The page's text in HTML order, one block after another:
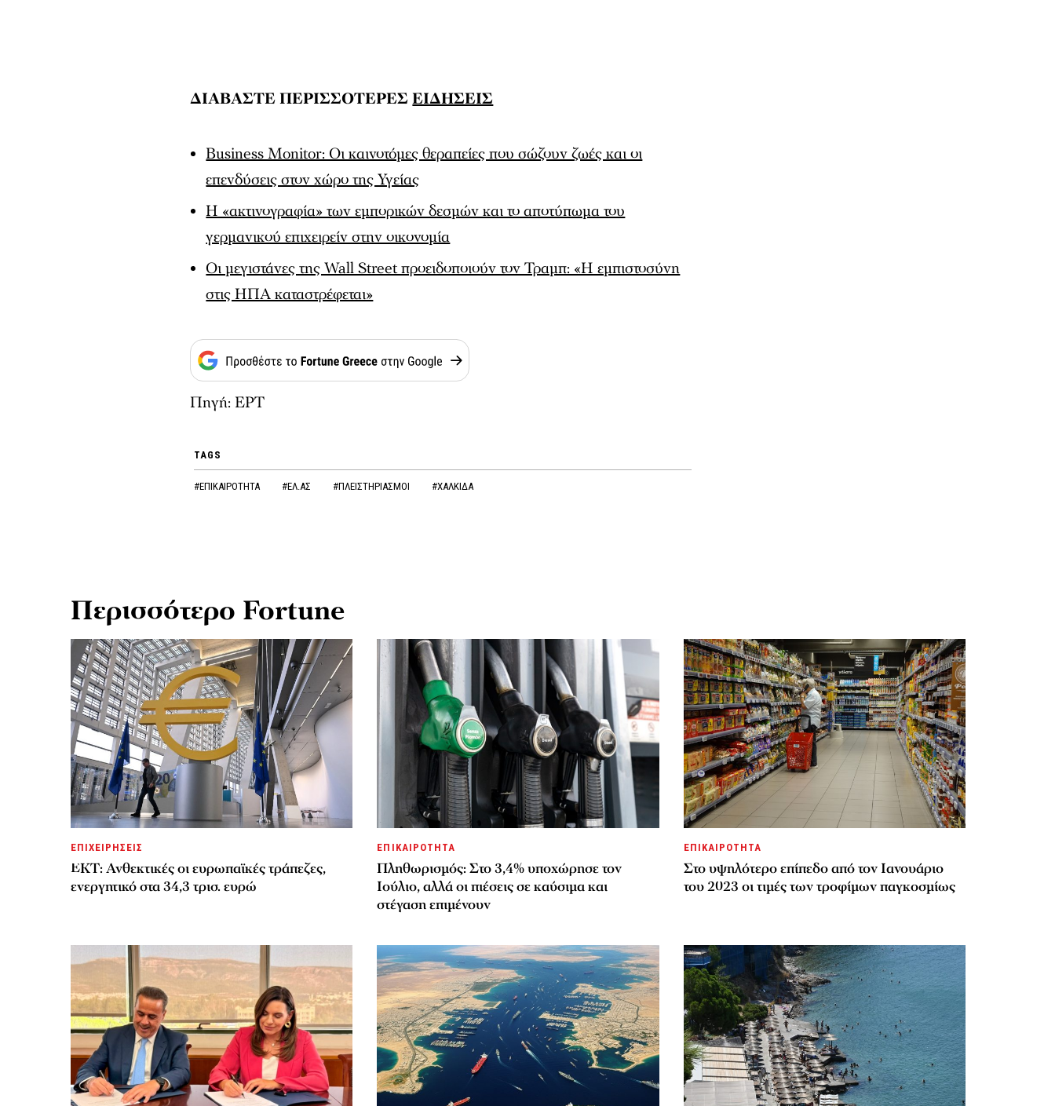
ΔΙΑΒΑΣΤΕ ΠΕΡΙΣΣΟΤΕΡΕΣΕΙΔΗΣΕΙΣ
Business Monitor: Oι καινοτόμες θεραπείες που σώζουν ζωές και οι
επενδύσεις στον χώρο της Υγείας
Η «ακτινογραφία» των εμπορικών δεσμών και το αποτύπωμα του
γερμανικού επιχειρείν στην οικονομία
Οι μεγιστάνες της Wall Street προειδοποιούν τον Τραμπ: «Η εμπιστοσύνη
στις ΗΠΑ καταστρέφεται»
Πηγή: ΕΡΤ
TAGS
#ΕΠΙΚΑΙΡΟΤΗΤΑ #ΕΛ.ΑΣ #ΠΛΕΙΣΤΗΡΙΑΣΜΟΙ #ΧΑΛΚΙΔΑ
Περισσότερο Fortune
ΕΠΙΧΕΙΡΗΣΕΙΣ
ΕΚΤ: Ανθεκτικές οι ευρωπαϊκές τράπεζες,
ενεργητικό στα 34,3 τρισ. ευρώ
ΕΠΙΚΑΙΡΟΤΗΤΑ
Πληθωρισμός: Στο 3,4% υποχώρησε τον
Ιούλιο, αλλά οι πιέσεις σε καύσιμα και
στέγαση επιμένουν
ΕΠΙΚΑΙΡΟΤΗΤΑ
Στο υψηλότερο επίπεδο από τον Ιανουάριο
του 2023 οι τιμές των τροφίμων παγκοσμίως